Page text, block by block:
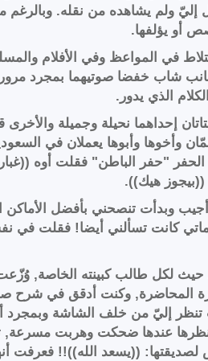
إليّ ولم يشاهده من نقله.
أو يؤلفها.
في المواعظ وفي الأفلام
جانب شاب خفضا صوتيهما بمجرد
الذي يدور.
نحيلة وجميلة والأخرى
وأخوها وأبوها يعملان في
"حفر الباطن" فقلت أوه
هيك)).
أجيب وبدأت تنصحني بأفضل
كانت تسألني أيضا! فقلت في
لكل طالب كبينته الخاصة,
المحاضرة, وكنت أدقق في شرح
إليّ من خلف الشاشة وبمجرد
عندها ضحكت وهربت مسرعة,
((يسعد الله))!! فعرفت